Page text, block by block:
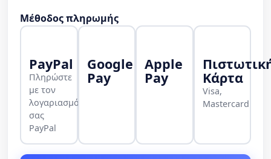
Μέθοδος πληρωμής
PayPal
Πληρώστε
με τον
λογαριασμό
σας
PayPal
Google
Pay
Apple
Pay Κάρτα
Visa,
Mastercard